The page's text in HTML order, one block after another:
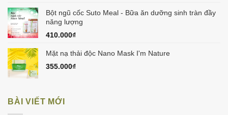
Bột ngũ cốc Suto Meal - Bữa ăn dưỡng sinh tràn đầy
năng lượng
410.000₫
Mặt nạ thải độc Nano Mask I'm Nature
355.000₫
BÀI VIẾT MỚI